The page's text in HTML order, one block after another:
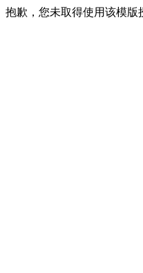
抱歉，您未取得使用该模版